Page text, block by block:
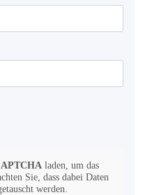
laden, um das
Sie, dass dabei Daten
werden.